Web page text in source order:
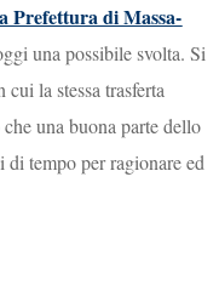
Prefettura di Massa-
una possibile svolta. Si
la stessa trasferta
una buona parte dello
di tempo per ragionare ed